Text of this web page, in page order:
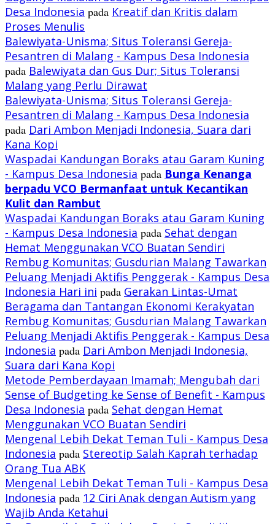
Desa Indonesia pada Kreatif dan Kritis dalam
Proses Menulis
Balewiyata-Unisma; Situs Toleransi Gereja-
Pesantren di Malang - Kampus Desa Indonesia
pada Balewiyata dan Gus Dur; Situs Toleransi
Malang yang Perlu Dirawat
Balewiyata-Unisma; Situs Toleransi Gereja-
Pesantren di Malang - Kampus Desa Indonesia
pada Dari Ambon Menjadi Indonesia, Suara dari
Kana Kopi
Waspadai Kandungan Boraks atau Garam Kuning
- Kampus Desa Indonesia pada Bunga Kenanga
berpadu VCO Bermanfaat untuk Kecantikan
Kulit dan Rambut
Waspadai Kandungan Boraks atau Garam Kuning
- Kampus Desa Indonesia pada Sehat dengan
Hemat Menggunakan VCO Buatan Sendiri
Rembug Komunitas; Gusdurian Malang Tawarkan
Peluang Menjadi Aktifis Penggerak - Kampus Desa
Indonesia Hari ini pada Gerakan Lintas-Umat
Beragama dan Tantangan Ekonomi Kerakyatan
Rembug Komunitas; Gusdurian Malang Tawarkan
Peluang Menjadi Aktifis Penggerak - Kampus Desa
Indonesia pada Dari Ambon Menjadi Indonesia,
Suara dari Kana Kopi
Metode Pemberdayaan Imamah; Mengubah dari
Sense of Budgeting ke Sense of Benefit - Kampus
Desa Indonesia pada Sehat dengan Hemat
Menggunakan VCO Buatan Sendiri
Mengenal Lebih Dekat Teman Tuli - Kampus Desa
Indonesia pada Stereotip Salah Kaprah terhadap
Orang Tua ABK
Mengenal Lebih Dekat Teman Tuli - Kampus Desa
Indonesia pada 12 Ciri Anak dengan Autism yang
Wajib Anda Ketahui